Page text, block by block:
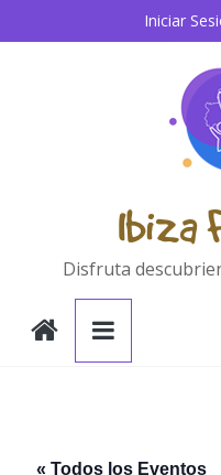
al
Iniciar
Ibiza
Disfruta
« Todos los Eventos